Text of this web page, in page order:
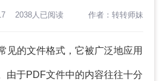
2038人已阅读 作者：转转师妹
见的文件格式，它被广泛地应用
由于PDF文件中的内容往往十分